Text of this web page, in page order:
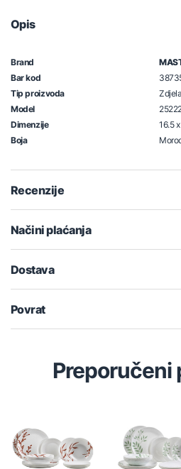
Opis
Brand
Bar kod
Tip proizvoda
Zdjela
Model
Dimenzije
16.5
Boja
Recenzije
Načini plaćanja
Dostava
Povrat
Preporučeni